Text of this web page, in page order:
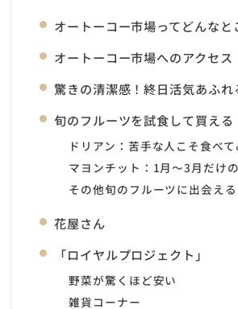
オートーコー市場ってどんなと
オートーコー市場へのアクセス
驚きの清潔感！終日活気あふれ
旬のフルーツを試食して買える
ドリアン：苦手な人こそ食べて
マヨンチット：1月〜3月だけ
その他旬のフルーツに出会える
花屋さん
「ロイヤルプロジェクト」
野菜が驚くほど安い
雑貨コーナー